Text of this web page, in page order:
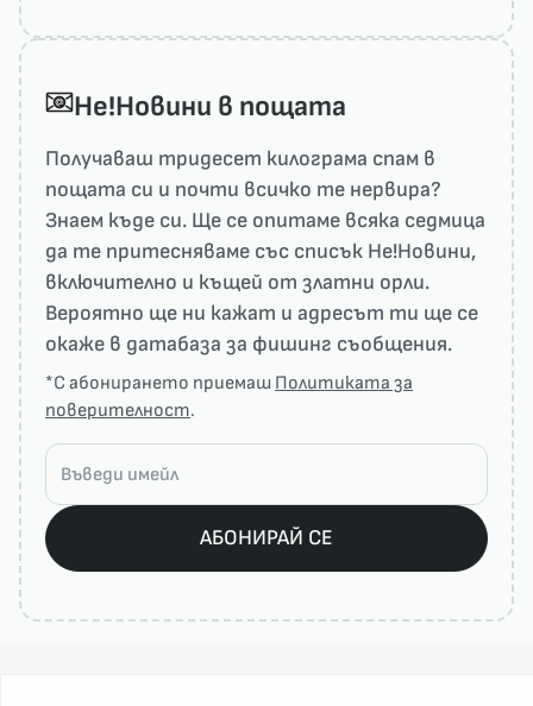
He!Новини в пощата
Получаваш тридесет килограма спам в
пощата си и почти всичко те нервира?
Знаем къде си. Ще се опитаме всяка седмица
да те притесняваме със списък He!Новини,
включително и къщей от златни орли.
Вероятно ще ни кажат и адресът ти ще се
окаже в датабаза за фишинг съобщения.
*С абонирането приемаш Политиката за
поверителност.
АБОНИРАЙ СЕ